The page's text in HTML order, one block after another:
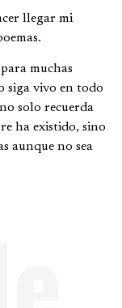
llegar mi
muchas
siga vivo en todo
solo recuerda
ha existido, sino
aunque no sea